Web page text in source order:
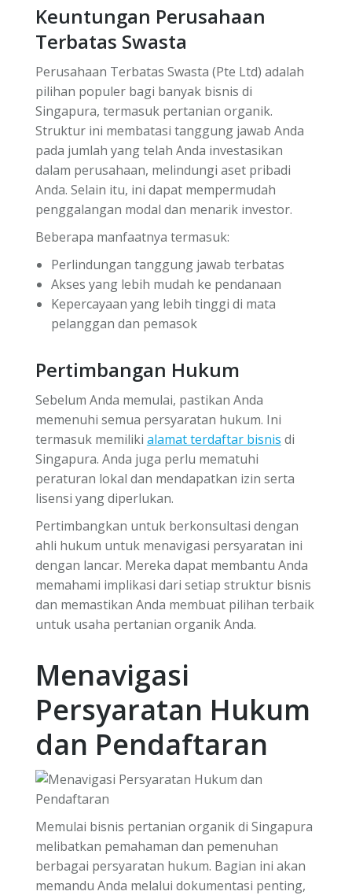
Keuntungan Perusahaan
Terbatas Swasta
Perusahaan Terbatas Swasta (Pte Ltd) adalah
pilihan populer bagi banyak bisnis di
Singapura, termasuk pertanian organik.
Struktur ini membatasi tanggung jawab Anda
pada jumlah yang telah Anda investasikan
dalam perusahaan, melindungi aset pribadi
Anda. Selain itu, ini dapat mempermudah
penggalangan modal dan menarik investor.
Beberapa manfaatnya termasuk:
Perlindungan tanggung jawab terbatas
Akses yang lebih mudah ke pendanaan
Kepercayaan yang lebih tinggi di mata
pelanggan dan pemasok
Pertimbangan Hukum
Sebelum Anda memulai, pastikan Anda
memenuhi semua persyaratan hukum. Ini
termasuk memiliki alamat terdaftar bisnis di
Singapura. Anda juga perlu mematuhi
peraturan lokal dan mendapatkan izin serta
lisensi yang diperlukan.
Pertimbangkan untuk berkonsultasi dengan
ahli hukum untuk menavigasi persyaratan ini
dengan lancar. Mereka dapat membantu Anda
memahami implikasi dari setiap struktur bisnis
dan memastikan Anda membuat pilihan terbaik
untuk usaha pertanian organik Anda.
Menavigasi
Persyaratan Hukum
dan Pendaftaran
Memulai bisnis pertanian organik di Singapura
melibatkan pemahaman dan pemenuhan
berbagai persyaratan hukum. Bagian ini akan
memandu Anda melalui dokumentasi penting,